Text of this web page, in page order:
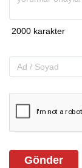
Gönder